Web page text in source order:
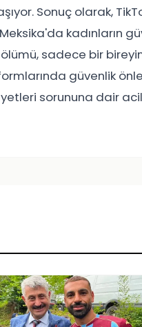
Sonuç olarak,
kadınların
sadece bir
güvenlik
sorununa dair